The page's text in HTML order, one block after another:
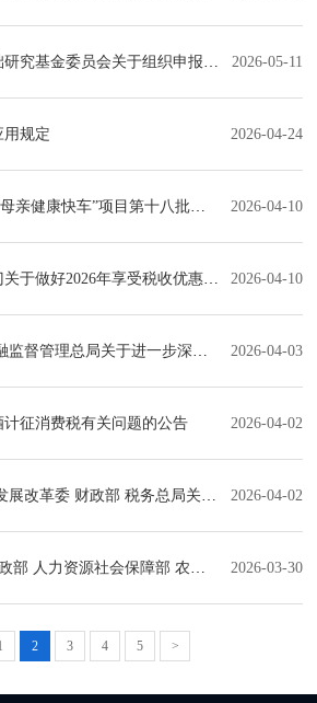
2026-05-11
织申报2026年广东省基础与应用基础研究基金项目的通知
2026-04-24
用规定
2026-04-10
目第十八批流动医疗车免征车辆购置税的通知
2026-04-10
惠政策的集成电路企业或项目、软件企业清单制定工作的通知
2026-04-03
于进一步深化和规范“银税互动”工作的通知
2026-04-02
计征消费税有关问题的公告
2026-04-02
度享受研发费用加计扣除政策的工业母机企业清单制定工作有关事项的通知
2026-03-30
国家税务总局 中国残疾人联合会关于印发《加快建立长期护理保险制度实施方案》的通知
2 3 4 5 >